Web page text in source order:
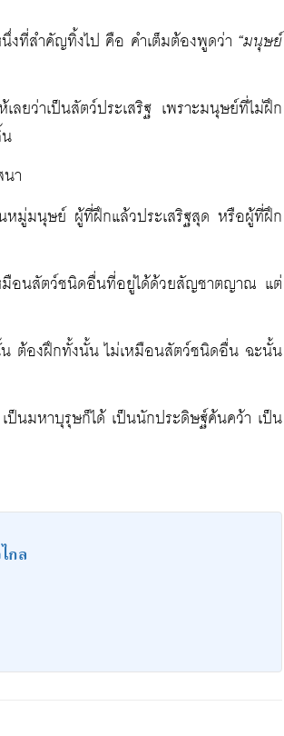
งที่สำคัญทิ้งไป คือ คำเต็มต้องพูดว่า “มนุษย์
ยว่าเป็นสัตว์ประเสริฐ เพราะมนุษย์ที่ไม่ฝึก
า
มู่มนุษย์ ผู้ที่ฝึกแล้วประเสริฐสุด หรือผู้ที่ฝึก
มือนสัตว์ชนิดอื่นที่อยู่ได้ด้วยสัญชาตญาณ แต่
ต้องฝึกทั้งนั้น ไม่เหมือนสัตว์ชนิดอื่น ฉะนั้น
เป็นมหาบุรุษก็ได้ เป็นนักประดิษฐ์ค้นคว้า เป็น
กล